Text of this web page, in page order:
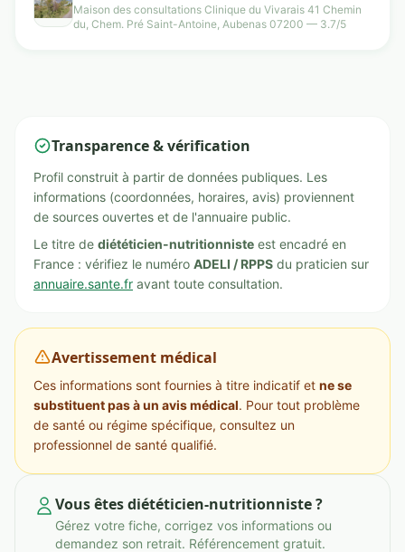
Maison des consultations Clinique du Vivarais 41 Chemin
du, Chem. Pré Saint-Antoine, Aubenas 07200 — 3.7/5
Transparence & vérification
Profil construit à partir de données publiques. Les
informations (coordonnées, horaires, avis) proviennent
de sources ouvertes et de l'annuaire public.
Le titre de diététicien-nutritionniste est encadré en
France : vérifiez le numéro ADELI / RPPS du praticien sur
annuaire.sante.fr avant toute consultation.
Avertissement médical
Ces informations sont fournies à titre indicatif et ne se
substituent pas à un avis médical. Pour tout problème
de santé ou régime spécifique, consultez un
professionnel de santé qualifié.
Vous êtes diététicien-nutritionniste ?
Gérez votre fiche, corrigez vos informations ou
demandez son retrait. Référencement gratuit.